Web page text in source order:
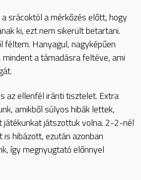
srácoktól a mérkőzés előtt, hogy
ki, ezt nem sikerült betartani.
féltem. Hanyagul, nagyképűen
a támadásra feltéve, ami
az ellenfél iránti tisztelet. Extra
amikből súlyos hibák lettek,
játékunkat játszottuk volna. 2-2-nél
hibázott, ezután azonban
így megnyugtató előnnyel